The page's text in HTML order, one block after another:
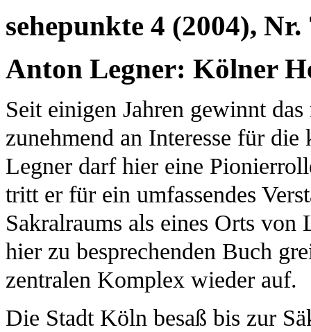
sehepunkte 4 (2004), Nr.
Anton Legner: Kölner
Seit einigen Jahren gewinnt
zunehmend an Interesse für
Legner darf hier eine
tritt er für ein umfassendes
Sakralraums als eines Orts
hier zu besprechenden Buch
zentralen Komplex wieder auf.
Die Stadt Köln besaß bis zur